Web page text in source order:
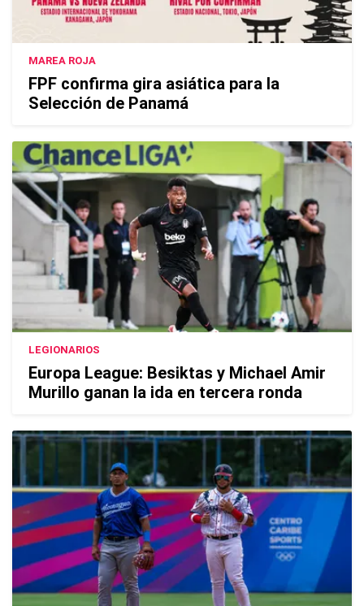
MAREA ROJA
FPF confirma gira asiática para la
Selección de Panamá
LEGIONARIOS
Europa League: Besiktas y Michael Amir
Murillo ganan la ida en tercera ronda